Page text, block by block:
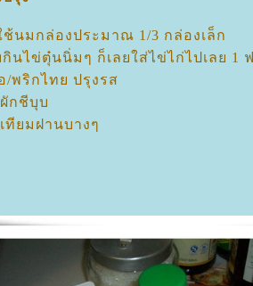
ช้นมกล่องประมาณ 1/3 กล่องเล็ก
นไข่ตุ๋นนิ่มๆ ก็เลยใส่ไข่ไก่ไปเลย 1
/พริกไทย ปรุงรส
กชีบุบ
ทียมฝานบางๆ